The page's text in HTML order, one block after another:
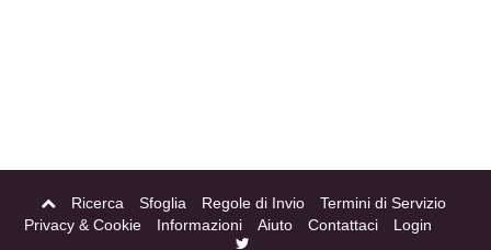
Ricerca Sfoglia Regole di Invio
Termini di Servizio
Privacy & Cookie
Informazioni Aiuto Contattaci Login